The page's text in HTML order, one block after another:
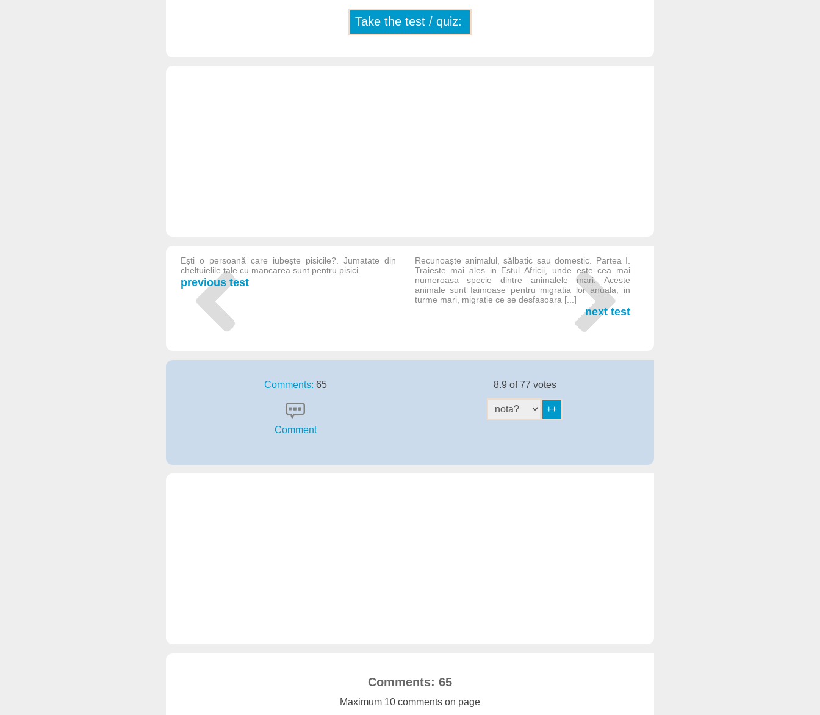
Ești o persoană care iubește pisicile?. Jumatate din
cheltuielile tale cu mancarea sunt pentru pisici.
previous test
Recunoaște animalul, sălbatic sau domestic. Partea I.
Traieste mai ales in Estul Africii, unde este cea mai
numeroasa specie dintre animalele mari. Aceste
animale sunt faimoase pentru migratia lor anuala, in
turme mari, migratie ce se desfasoara [...]
next test
Comments: 65
Comment
8.9 of 77 votes
Comments: 65
Maximum 10 comments on page